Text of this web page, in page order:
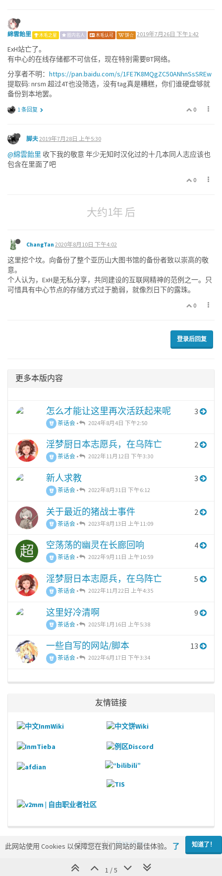
綿雲飴里 木毛之星 圈内名人 木毛认可 饼☆ 2019年7月26日 下午1:42
ExH站亡了。
有中心的在线存储都不可信任，现在特别需要BT网络。
分享者不明： https://pan.baidu.com/s/1FE7K8MQgZC50ANhnSsSREw
提取码: nrsm 超过4T也没筛选，没有tag真是糟糕，你们谁硬盘够就
备份到本地罢。
0
1 条回复
脚夫2019年7月28日 上午5:30
@綿雲飴里 收下我的敬意 年少无知时汉化过的十几本同人志应该也
包含在里面了吧
0
大约1年 后
ChangTan 2020年8月10日 下午4:02
这里挖个坟。向备份了整个亚历山大图书馆的备份者致以崇高的敬
意。
个人认为，ExH是无私分享，共同建设的互联网精神的范例之一。只
可惜具有中心节点的存储方式过于脆弱，就像烈日下的露珠。
0
登录后回复
1 / 5
更多本版内容
怎么才能让这里再次活跃起来呢
茶话会 • 2024年8月4日 下午2:50
3
淫梦厨日本志愿兵，在乌阵亡
茶话会 • 2022年11月12日 下午3:30
2
新人求教
茶话会 • 2022年8月31日 下午6:12
3
关于最近的猪战士事件
茶话会 • 2023年8月13日 上午11:09
2
超 空荡荡的幽灵在长廊回响
茶话会 • 2022年9月11日 上午10:59
4
淫梦厨日本志愿兵，在乌阵亡
茶话会 • 2022年11月22日 上午4:35
5
这里好冷清啊
茶话会 • 2025年1月16日 上午5:38
9
一些自写的网站/脚本
茶话会 • 2022年6月17日 下午3:34
13
友情链接
Powered byMagicTea 知道了！
此网站使用 Cookies 以保障您在我们网站的最佳体验。 了